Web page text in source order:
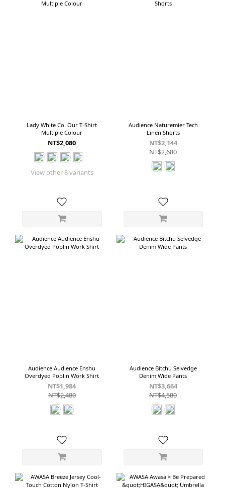
Lady White Co. Our T-Shirt
Multiple Colour
NT$2,080
View other 8 variants
Audience Naturemier Tech
Linen Shorts
NT$2,144
NT$2,680
Audience Audience Enshu
Overdyed Poplin Work Shirt
NT$1,984
NT$2,480
Audience Bitchu Selvedge
Denim Wide Pants
NT$3,664
NT$4,580